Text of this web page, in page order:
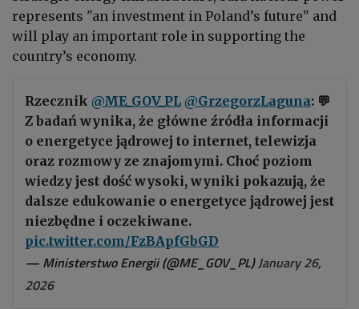
represents "an investment in Poland’s future" and
will play an important role in supporting the
country’s economy.
Rzecznik @ME_GOV_PL @GrzegorzLaguna: 💬
Z badań wynika, że główne źródła informacji
o energetyce jądrowej to internet, telewizja
oraz rozmowy ze znajomymi. Choć poziom
wiedzy jest dość wysoki, wyniki pokazują, że
dalsze edukowanie o energetyce jądrowej jest
niezbędne i oczekiwane.
pic.twitter.com/FzBApfGbGD
— Ministerstwo Energii (@ME_GOV_PL)January 26,
2026